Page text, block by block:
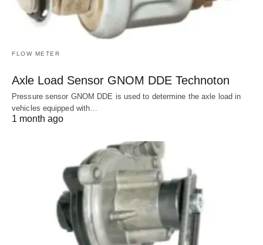
FLOW METER
Axle Load Sensor GNOM DDE Technoton
Pressure sensor GNOM DDE is used to determine the axle load in
vehicles equipped with…
1 month ago